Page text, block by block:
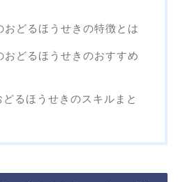
おどるほうせきの特徴とは
おどるほうせきのおすすめ
るほうせきのスキルまと